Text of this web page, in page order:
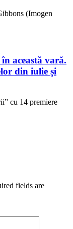
(Imogen
această vară.
din iulie și
cu 14 premiere
fields are